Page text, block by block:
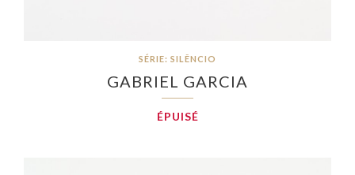
SÉRIE: SILÊNCIO
GABRIEL GARCIA
ÉPUISÉ